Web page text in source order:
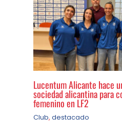
Lucentum Alicante hace
sociedad alicantina para
femenino en LF2
Club, destacado